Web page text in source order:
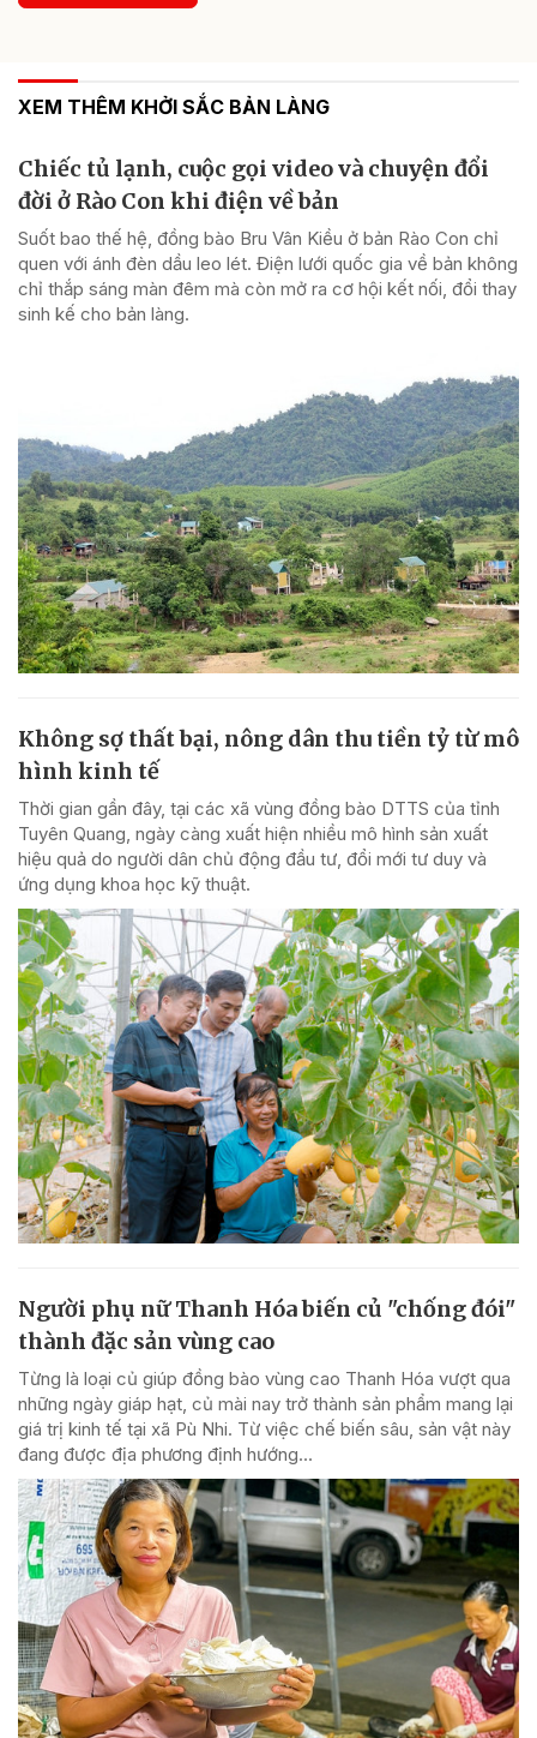
XEM THÊM KHỞI SẮC BẢN LÀNG
Chiếc tủ lạnh, cuộc gọi video và chuyện đổi
đời ở Rào Con khi điện về bản
Suốt bao thế hệ, đồng bào Bru Vân Kiều ở bản Rào Con chỉ
quen với ánh đèn dầu leo lét. Điện lưới quốc gia về bản không
chỉ thắp sáng màn đêm mà còn mở ra cơ hội kết nối, đổi thay
sinh kế cho bản làng.
Không sợ thất bại, nông dân thu tiền tỷ từ mô
hình kinh tế
Thời gian gần đây, tại các xã vùng đồng bào DTTS của tỉnh
Tuyên Quang, ngày càng xuất hiện nhiều mô hình sản xuất
hiệu quả do người dân chủ động đầu tư, đổi mới tư duy và
ứng dụng khoa học kỹ thuật.
Người phụ nữ Thanh Hóa biến củ "chống đói"
thành đặc sản vùng cao
Từng là loại củ giúp đồng bào vùng cao Thanh Hóa vượt qua
những ngày giáp hạt, củ mài nay trở thành sản phẩm mang lại
giá trị kinh tế tại xã Pù Nhi. Từ việc chế biến sâu, sản vật này
đang được địa phương định hướng...